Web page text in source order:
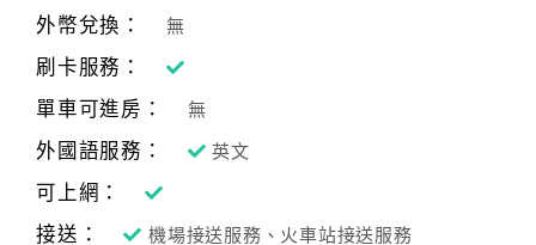
外幣兌換： 無
刷卡服務：
單車可進房：
無
外國語服務： 英文
可上網：
接送：
機場接送服務、火車站接送服務